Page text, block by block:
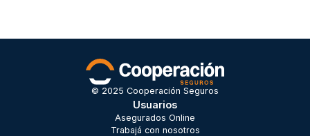
© 2025 Cooperación Seguros
Usuarios
Asegurados Online
Trabajá con nosotros